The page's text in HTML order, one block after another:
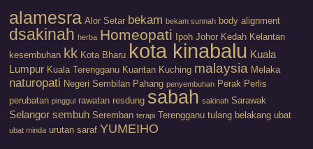
alamesra Alor Setar bekam bekam sunnah body alignment
dsakinah herba Homeopati Ipoh Johor Kedah Kelantan
kesembuhan kk Kota Bharu kota kinabalu Kuala
Lumpur Kuala Terengganu Kuantan Kuching malaysia Melaka
naturopati Negeri Sembilan Pahang penyembuhan Perak Perlis
perubatan pinggul rawatan resdung sabah sakinah Sarawak
Selangor sembuh Seremban terapi Terengganu tulang belakang ubat
ubat minda urutan saraf YUMEIHO